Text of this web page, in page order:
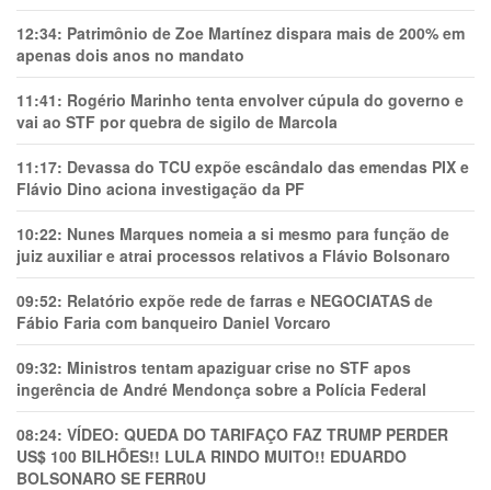
12:34: Patrimônio de Zoe Martínez dispara mais de 200% em
apenas dois anos no mandato
11:41: Rogério Marinho tenta envolver cúpula do governo e
vai ao STF por quebra de sigilo de Marcola
11:17: Devassa do TCU expõe escândalo das emendas PIX e
Flávio Dino aciona investigação da PF
10:22: Nunes Marques nomeia a si mesmo para função de
juiz auxiliar e atrai processos relativos a Flávio Bolsonaro
09:52: Relatório expõe rede de farras e NEGOCIATAS de
Fábio Faria com banqueiro Daniel Vorcaro
09:32: Ministros tentam apaziguar crise no STF apos
ingerência de André Mendonça sobre a Polícia Federal
08:24: VÍDEO: QUEDA DO TARIFAÇO FAZ TRUMP PERDER
US$ 100 BILHÕES!! LULA RINDO MUITO!! EDUARDO
BOLSONARO SE FERR0U